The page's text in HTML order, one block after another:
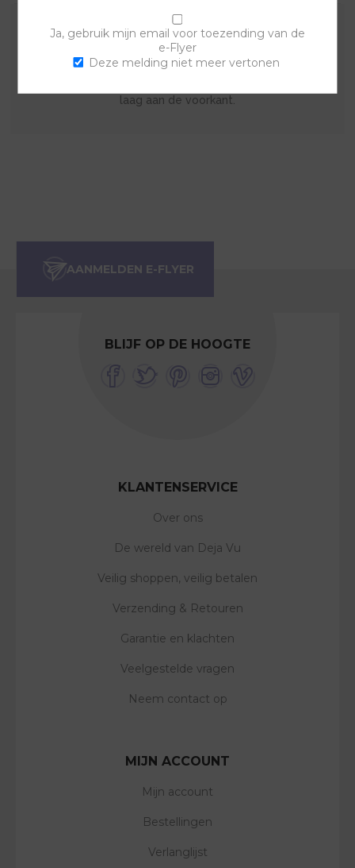
Met deze sierring en een van de banden kan je zelf je
eigen horloge samenstellen. De lyric sierring bestaat uit
laag aan de voorkant.
BLIJF OP DE HOOGTE
KLANTENSERVICE
Over ons
De wereld van Deja Vu
Veilig shoppen, veilig betalen
Verzending & Retouren
Garantie en klachten
Veelgestelde vragen
Neem contact op
MIJN ACCOUNT
Mijn account
Bestellingen
Verlanglijst
Ja, gebruik mijn email voor toezending van de
e-Flyer
Deze melding niet meer vertonen